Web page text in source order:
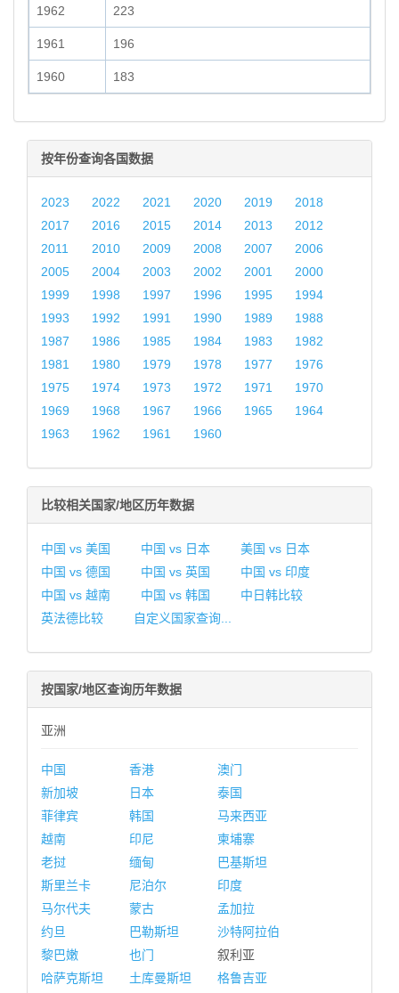
1962 223
1961 196
1960 183
按年份查询各国数据
2023 2022 2021 2020 2019
2018
2017
2016 2015 2014 2013
2012
2011
2010 2009 2008 2007
2006
2005
2004 2003 2002 2001
2000
1999
1998 1997 1996 1995
1994
1993
1992 1991 1990 1989
1988
1987
1986 1985 1984 1983
1982
1981
1980 1979 1978 1977
1976
1975
1974 1973 1972 1971
1970
1969
1968 1967 1966 1965
1964
1963
1962 1961 1960
比较相关国家/地区历年数据
中国 vs 美国 中国 vs 日本
美国 vs 日本
中国 vs 德国
中国 vs 英国
中国 vs 印度
中国 vs 越南
中国 vs 韩国
中日韩比较
英法德比较
自定义国家查询...
按国家/地区查询历年数据
亚洲
中国 香港
澳门
新加坡
日本
泰国
菲律宾
韩国
马来西亚
越南
印尼
柬埔寨
老挝
缅甸
巴基斯坦
斯里兰卡
尼泊尔
印度
马尔代夫
蒙古
孟加拉
约旦
巴勒斯坦
沙特阿拉伯
黎巴嫩
也门
叙利亚
哈萨克斯坦
土库曼斯坦
格鲁吉亚